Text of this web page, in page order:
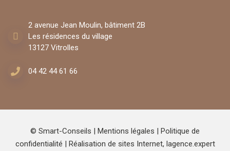
2 avenue Jean Moulin, bâtiment 2B
Les résidences du village
13127 Vitrolles
04 42 44 61 66
© Smart-Conseils | Mentions légales | Politique de
confidentialité | Réalisation de sites Internet, lagence.expert